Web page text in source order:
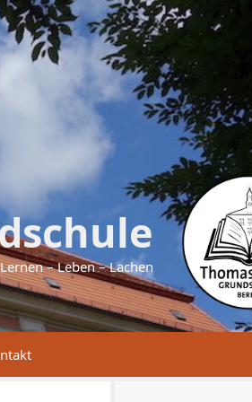
Lernen – Leben – Lachen